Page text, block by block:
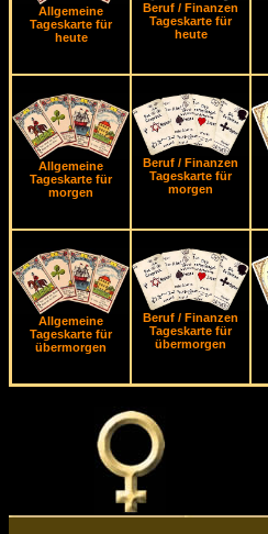
Allgemeine
Tageskarte für
heute
Beruf / Finanzen
Tageskarte für
heute
Allgemeine
Tageskarte für
morgen
Beruf / Finanzen
Tageskarte für
morgen
Allgemeine
Tageskarte für
übermorgen
Beruf / Finanzen
Tageskarte für
übermorgen